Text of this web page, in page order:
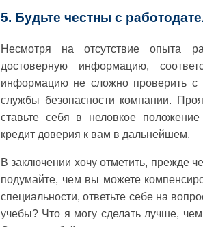
5. Будьте честны с
Несмотря на отсутствие опыта
достоверную информацию,
информацию не сложно проверить
службы безопасности компании.
ставьте себя в неловкое
кредит доверия к вам в дальнейшем.
В заключении хочу отметить, прежде
подумайте, чем вы можете
специальности, ответьте себе на
учебы? Что я могу сделать лучше,